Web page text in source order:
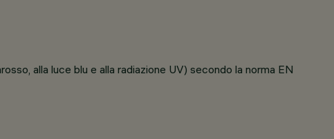
alla luce blu e alla radiazione UV) secondo la norma EN